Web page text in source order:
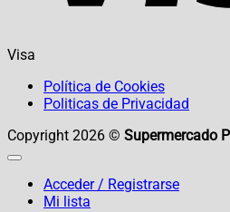
Visa
Política de Cookies
Politicas de Privacidad
Copyright 2026 © Supermercado
Acceder / Registrarse
Mi lista